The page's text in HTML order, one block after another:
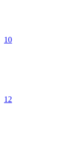
10
12